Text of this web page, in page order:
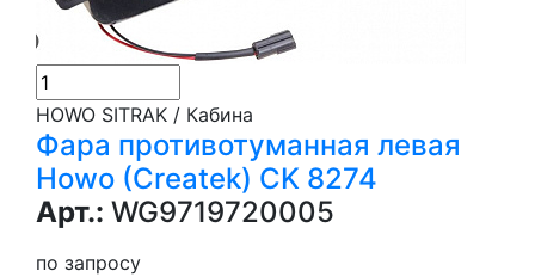
HOWO SITRAK / Кабина
Фара противотуманная левая
Howo (Createk) CK 8274
Арт.: WG9719720005
по запросу